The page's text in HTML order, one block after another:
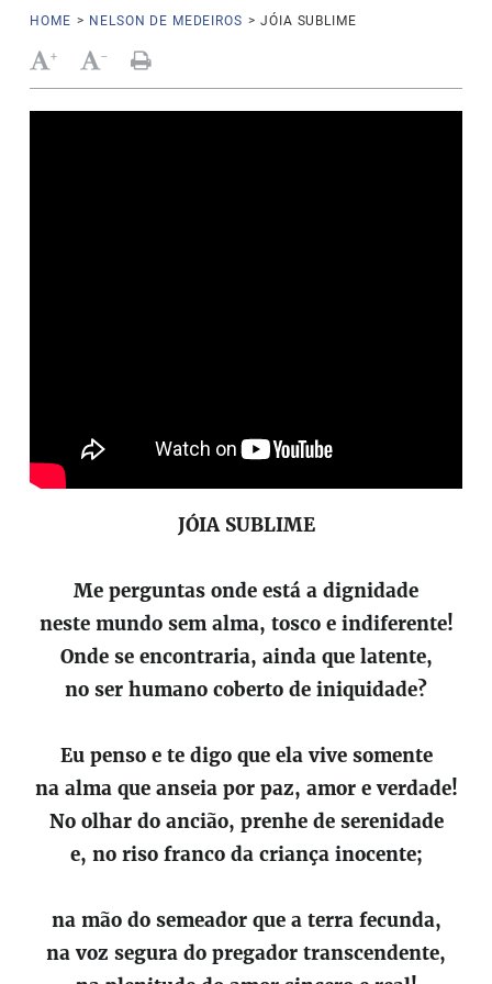
HOME > NELSON DE MEDEIROS > JÓIA SUBLIME
+ -
JÓIA SUBLIME
Me perguntas onde está a dignidade
neste mundo sem alma, tosco e indiferente!
Onde se encontraria, ainda que latente,
no ser humano coberto de iniquidade?
Eu penso e te digo que ela vive somente
na alma que anseia por paz, amor e verdade!
No olhar do ancião, prenhe de serenidade
e, no riso franco da criança inocente;
na mão do semeador que a terra fecunda,
na voz segura do pregador transcendente,